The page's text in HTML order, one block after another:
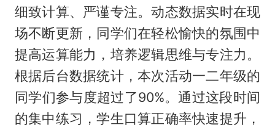
细致计算、严谨专注。动态数据实时在现
场不断更新，同学们在轻松愉快的氛围中
提高运算能力，培养逻辑思维与专注力。
根据后台数据统计，本次活动一二年级的
同学们参与度超过了90%。通过这段时间
的集中练习，学生口算正确率快速提升，